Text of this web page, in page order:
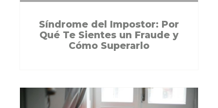
Síndrome del Impostor: Por
Qué Te Sientes un Fraude y
Cómo Superarlo